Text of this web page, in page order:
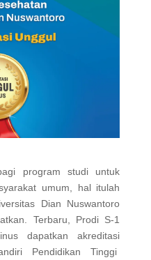
program studi untuk
umum, hal itulah
Dian Nuswantoro
Terbaru, Prodi S-1
dapatkan akreditasi
Pendidikan Tinggi